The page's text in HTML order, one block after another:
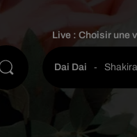
Live :Choisir une
Dai Dai -